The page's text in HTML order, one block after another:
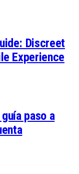
Discreet
Experience
paso a